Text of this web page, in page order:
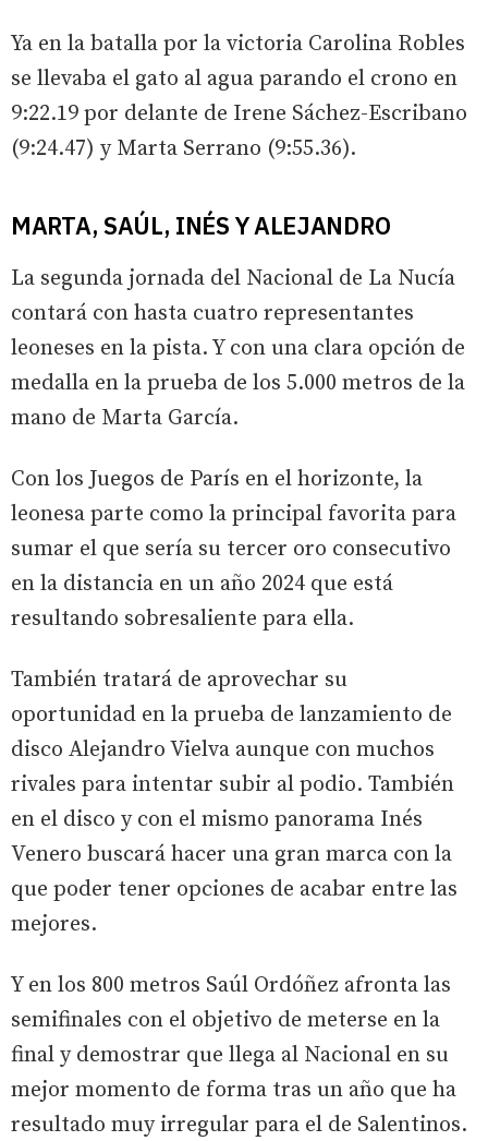
Ya en la batalla por la victoria Carolina Robles
se llevaba el gato al agua parando el crono en
9:22.19 por delante de Irene Sáchez-Escribano
(9:24.47) y Marta Serrano (9:55.36).
MARTA, SAÚL, INÉS Y ALEJANDRO
La segunda jornada del Nacional de La Nucía
contará con hasta cuatro representantes
leoneses en la pista. Y con una clara opción de
medalla en la prueba de los 5.000 metros de la
mano de Marta García.
Con los Juegos de París en el horizonte, la
leonesa parte como la principal favorita para
sumar el que sería su tercer oro consecutivo
en la distancia en un año 2024 que está
resultando sobresaliente para ella.
También tratará de aprovechar su
oportunidad en la prueba de lanzamiento de
disco Alejandro Vielva aunque con muchos
rivales para intentar subir al podio. También
en el disco y con el mismo panorama Inés
Venero buscará hacer una gran marca con la
que poder tener opciones de acabar entre las
mejores.
Y en los 800 metros Saúl Ordóñez afronta las
semifinales con el objetivo de meterse en la
final y demostrar que llega al Nacional en su
mejor momento de forma tras un año que ha
resultado muy irregular para el de Salentinos.